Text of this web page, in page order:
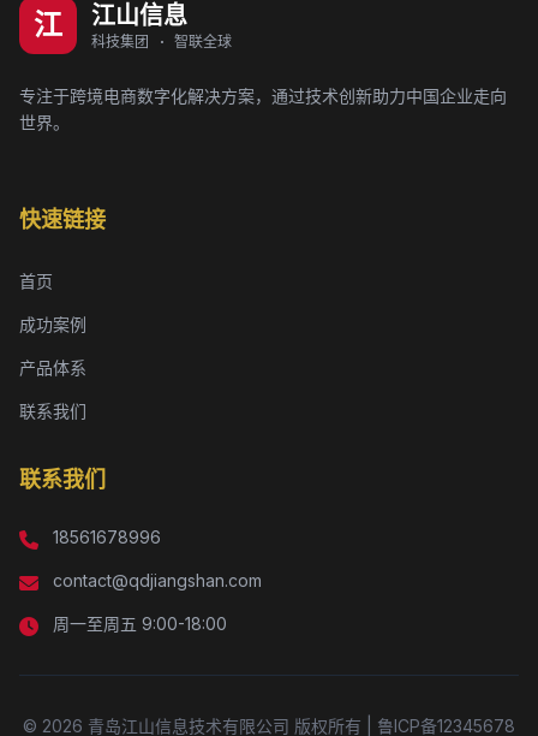
江 江山信息
科技集团 · 智联全球
专注于跨境电商数字化解决方案，通过技术创新助力中国企业走向
世界。
快速链接
首页
成功案例
产品体系
联系我们
联系我们
18561678996
contact@qdjiangshan.com
周一至周五 9:00-18:00
© 2026 青岛江山信息技术有限公司 版权所有 | 鲁ICP备12345678